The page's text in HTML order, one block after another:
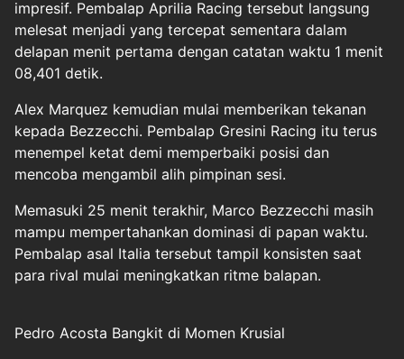
impresif. Pembalap Aprilia Racing tersebut langsung
melesat menjadi yang tercepat sementara dalam
delapan menit pertama dengan catatan waktu 1 menit
08,401 detik.
Alex Marquez kemudian mulai memberikan tekanan
kepada Bezzecchi. Pembalap Gresini Racing itu terus
menempel ketat demi memperbaiki posisi dan
mencoba mengambil alih pimpinan sesi.
Memasuki 25 menit terakhir, Marco Bezzecchi masih
mampu mempertahankan dominasi di papan waktu.
Pembalap asal Italia tersebut tampil konsisten saat
para rival mulai meningkatkan ritme balapan.
Pedro Acosta Bangkit di Momen Krusial